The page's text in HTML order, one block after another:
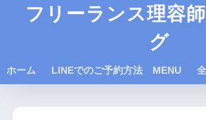
フリーランス理容
グ
ホーム LINEでのご予約方法 MENU